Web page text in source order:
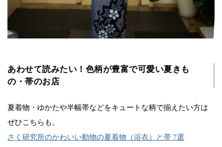
あわせて読みたい！色柄が豊富で可愛い夏きも
の・帯のお店
夏着物・ゆかたや半幅帯などをキュートな柄で揃えたい方は
ぜひこちらも。
さく研究所のかわいい動物の夏着物（浴衣）と帯 7選